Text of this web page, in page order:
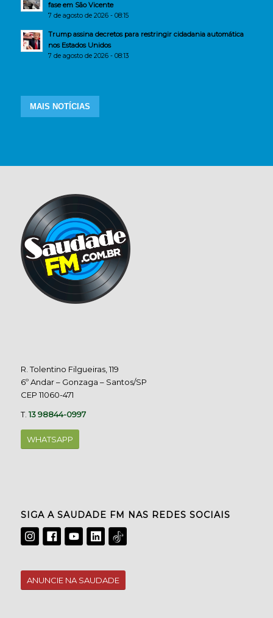
fase em São Vicente
7 de agosto de 2026 - 08:15
Trump assina decretos para restringir cidadania automática
nos Estados Unidos
7 de agosto de 2026 - 08:13
MAIS NOTÍCIAS
R. Tolentino Filgueiras, 119
6º Andar – Gonzaga – Santos/SP
CEP 11060-471
T.13 98844-0997
WHATSAPP
SIGA A SAUDADE FM NAS REDES SOCIAIS
ANUNCIE NA SAUDADE